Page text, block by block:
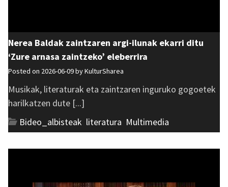
Nerea Baldak zaintzaren argi-ilunak ekarri ditu
‘Zure arnasa zaintzeko’ eleberrira
Posted on 2026-06-09 byKulturSharea
Musikak, literaturak eta zaintzaren inguruko gogoetek
harilkatzen dute [...]
Bideo_albisteak literatura Multimedia